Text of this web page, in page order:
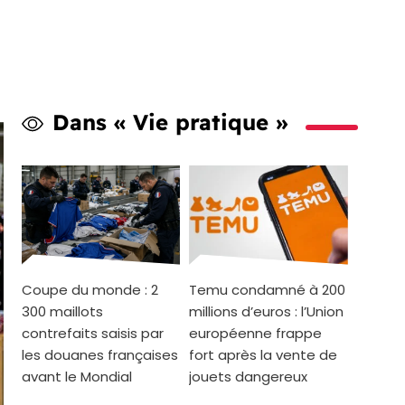
Dans « Vie pratique »
Coupe du monde : 2
300 maillots
contrefaits saisis par
les douanes françaises
avant le Mondial
Temu condamné à 200
millions d’euros : l’Union
européenne frappe
fort après la vente de
jouets dangereux